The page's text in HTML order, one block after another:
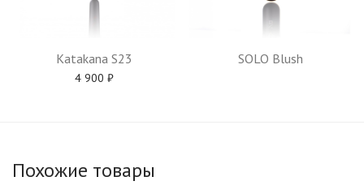
Katakana S23
4 900 ₽
SOLO Blush
Похожие товары